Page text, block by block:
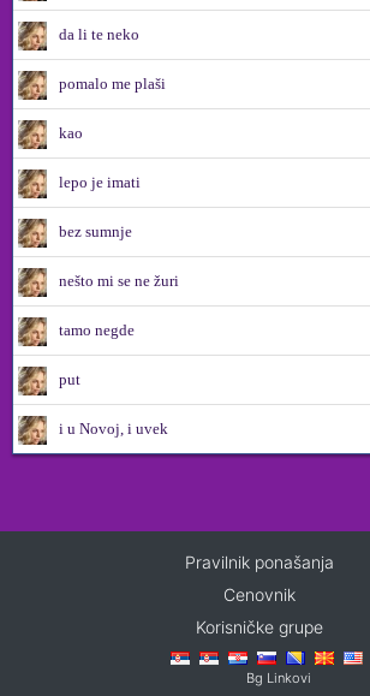
da li te neko
pomalo me plaši
kao
lepo je imati
bez sumnje
nešto mi se ne žuri
tamo negde
put
i u Novoj, i uvek
Pravilnik ponašanja
Cenovnik
Korisničke grupe
Bg Linkovi